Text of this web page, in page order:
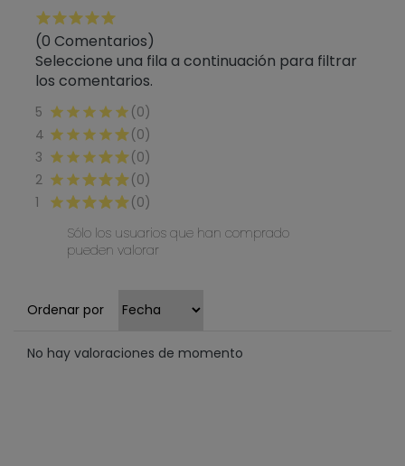
(0 Comentarios)
Seleccione una fila a continuación para filtrar
los comentarios.
5
(0)
4
(0)
3
(0)
2
(0)
1
(0)
Sólo los usuarios que han comprado
pueden valorar
Ordenar por
No hay valoraciones de momento